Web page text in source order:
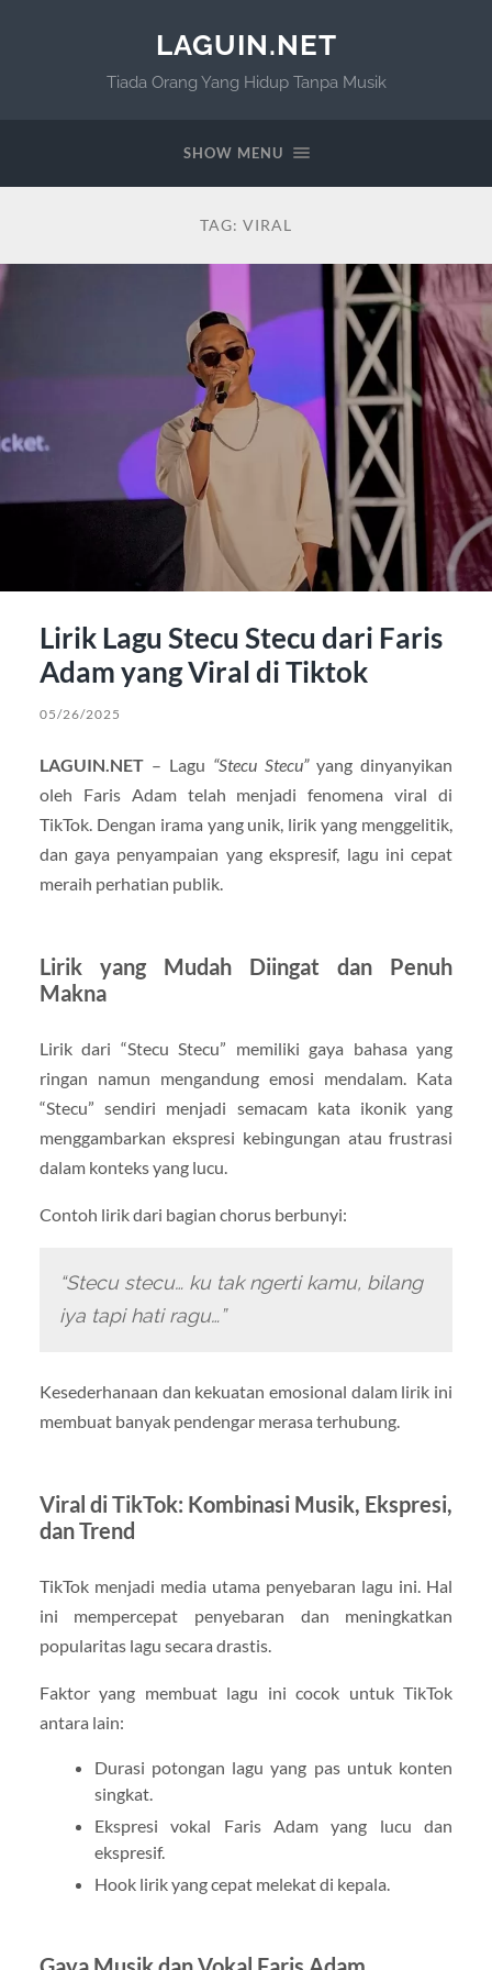
LAGUIN.NET
Tiada Orang Yang Hidup Tanpa Musik
SHOW MENU
TAG: VIRAL
Lirik Lagu Stecu Stecu dari Faris
Adam yang Viral di Tiktok
05/26/2025
LAGUIN.NET– Lagu “Stecu Stecu”yang dinyanyikan
oleh Faris Adam telah menjadi fenomena viral di
TikTok. Dengan irama yang unik, lirik yang menggelitik,
dan gaya penyampaian yang ekspresif, lagu ini cepat
meraih perhatian publik.
Lirik yang Mudah Diingat dan Penuh
Makna
Lirik dari “Stecu Stecu” memiliki gaya bahasa yang
ringan namun mengandung emosi mendalam. Kata
“Stecu” sendiri menjadi semacam kata ikonik yang
menggambarkan ekspresi kebingungan atau frustrasi
dalam konteks yang lucu.
Contoh lirik dari bagian chorus berbunyi:
“Stecu stecu… ku tak ngerti kamu, bilang
iya tapi hati ragu…”
Kesederhanaan dan kekuatan emosional dalam lirik ini
membuat banyak pendengar merasa terhubung.
Viral di TikTok: Kombinasi Musik, Ekspresi,
dan Trend
TikTok menjadi media utama penyebaran lagu ini. Hal
ini mempercepat penyebaran dan meningkatkan
popularitas lagu secara drastis.
Faktor yang membuat lagu ini cocok untuk TikTok
antara lain:
Durasi potongan lagu yang pas untuk konten
singkat.
Ekspresi vokal Faris Adam yang lucu dan
ekspresif.
Hook lirik yang cepat melekat di kepala.